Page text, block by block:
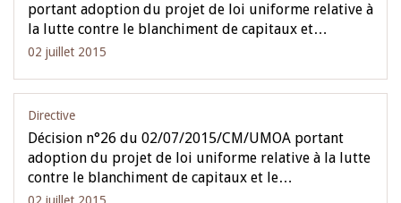
portant adoption du projet de loi uniforme relative à
la lutte contre le blanchiment de capitaux et…
02 juillet 2015
Directive
Décision n°26 du 02/07/2015/CM/UMOA portant
adoption du projet de loi uniforme relative à la lutte
contre le blanchiment de capitaux et le…